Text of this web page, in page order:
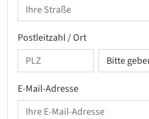
Postleitzahl / Ort
E-Mail-Adresse